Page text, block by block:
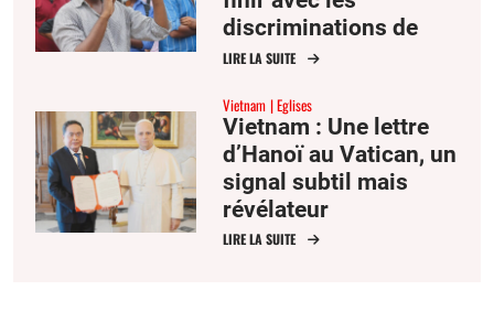
discriminations de
caste dans
supérieur
LIRE LA SUITE
Vietnam Eglises
Vietnam : Une lettre
d’Hanoï au Vatican, un
signal subtil mais
révélateur
LIRE LA SUITE